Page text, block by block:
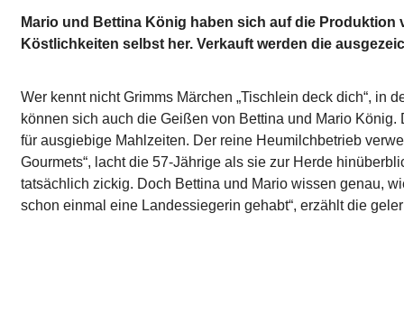
Mario und Bettina König haben sich auf die
Köstlichkeiten selbst her. Verkauft werden die
Wer kennt nicht Grimms Märchen „Tischlein deck dich“, in
können sich auch die Geißen von Bettina und Mario
für ausgiebige Mahlzeiten. Der reine Heumilchbetrieb
Gourmets“, lacht die 57-Jährige als sie zur Herde
tatsächlich zickig. Doch Bettina und Mario wissen genau,
schon einmal eine Landessiegerin gehabt“, erzählt die